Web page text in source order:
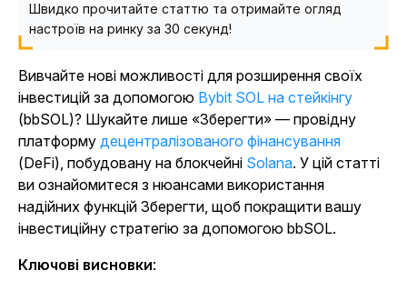
Швидко прочитайте статтю та отримайте огляд
настроїв на ринку за 30 секунд!
Вивчайте нові можливості для розширення своїх
інвестицій за допомогою Bybit SOL на стейкінгу
(bbSOL)? Шукайте лише «Зберегти» — провідну
платформу децентралізованого фінансування
(DeFi), побудовану на блокчейні Solana. У цій статті
ви ознайомитеся з нюансами використання
надійних функцій Зберегти, щоб покращити вашу
інвестиційну стратегію за допомогою bbSOL.
Ключові висновки: